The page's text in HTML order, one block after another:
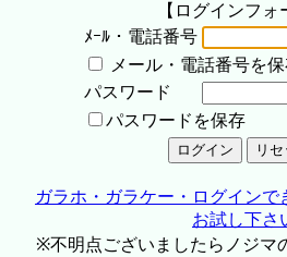
【ログインフォ
ﾒｰﾙ・電話番号
メール・電話番号を
パスワード
パスワードを保存
ガラホ・ガラケー・ログインで
お試し下さ
※不明点ございましたらノジマ